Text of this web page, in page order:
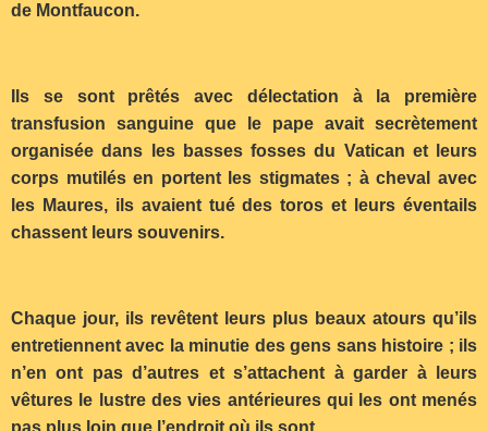
de Montfaucon.
Ils se sont prêtés avec délectation à la première
transfusion sanguine que le pape avait secrètement
organisée dans les basses fosses du Vatican et leurs
corps mutilés en portent les stigmates ; à cheval avec
les Maures, ils avaient tué des toros et leurs éventails
chassent leurs souvenirs.
Chaque jour, ils revêtent leurs plus beaux atours qu’ils
entretiennent avec la minutie des gens sans histoire ; ils
n’en ont pas d’autres et s’attachent à garder à leurs
vêtures le lustre des vies antérieures qui les ont menés
pas plus loin que l’endroit où ils sont.